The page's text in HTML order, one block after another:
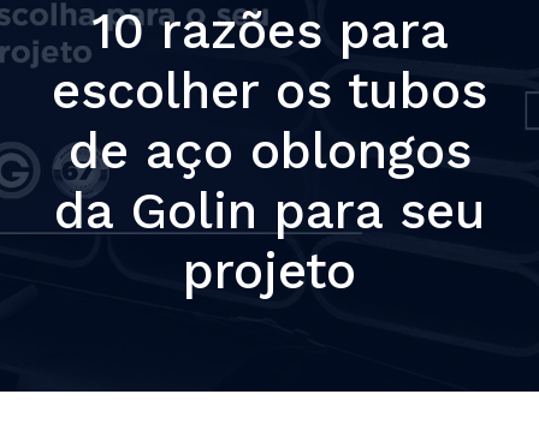
10 razões para
escolher os tubos
de aço oblongos
da Golin para seu
projeto